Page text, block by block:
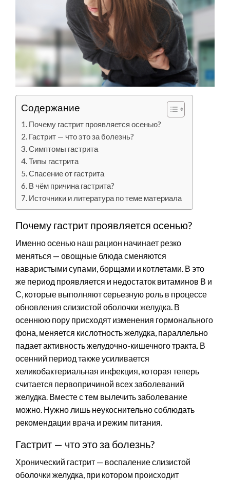
Содержание
Почему гастрит проявляется осенью?
Гастрит — что это за болезнь?
Симптомы гастрита
Типы гастрита
Спасение от гастрита
В чём причина гастрита?
Источники и литература по теме материала
Почему гастрит проявляется осенью?
Именно осенью наш рацион начинает резко
меняться — овощные блюда сменяются
наваристыми супами, борщами и котлетами. В это
же период проявляется и недостаток витаминов В и
С, которые выполняют серьезную роль в процессе
обновления слизистой оболочки желудка. В
осеннюю пору присходят изменения гормонального
фона, меняется кислотность желудка, параллельно
падает активность желудочно-кишечного тракта. В
осенний период также усиливается
хеликобактериальная инфекция, которая теперь
считается первопричиной всех заболеваний
желудка. Вместе с тем вылечить заболевание
можно. Нужно лишь неукоснительно соблюдать
рекомендации врача и режим питания.
Гастрит — что это за болезнь?
Хронический гастрит — воспаление слизистой
оболочки желудка, при котором происходит